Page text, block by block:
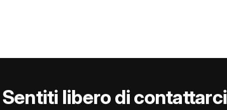
Sentiti libero di contattarci